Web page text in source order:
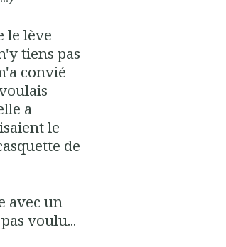
le lève
tiens pas
convié
a
le
de
avec un
voulu...